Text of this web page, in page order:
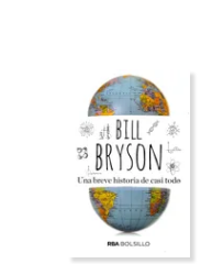
50%
dcto. $